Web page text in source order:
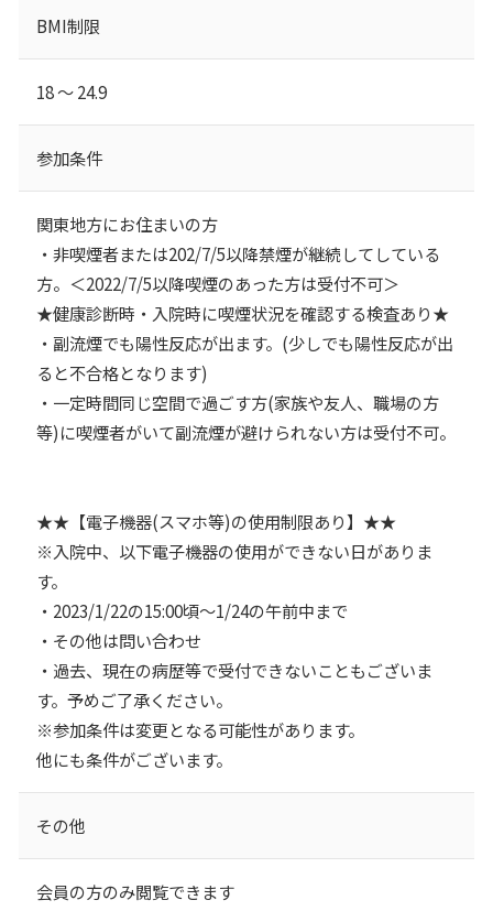
BMI制限
18 ～ 24.9
参加条件
関東地方にお住まいの方
・非喫煙者または202/7/5以降禁煙が継続してしている
方。＜2022/7/5以降喫煙のあった方は受付不可＞
★健康診断時・入院時に喫煙状況を確認する検査あり★
・副流煙でも陽性反応が出ます。(少しでも陽性反応が出
ると不合格となります)
・一定時間同じ空間で過ごす方(家族や友人、職場の方
等)に喫煙者がいて副流煙が避けられない方は受付不可。
★★【電子機器(スマホ等)の使用制限あり】★★
※入院中、以下電子機器の使用ができない日がありま
す。
・2023/1/22の15:00頃～1/24の午前中まで
・その他は問い合わせ
・過去、現在の病歴等で受付できないこともございま
す。予めご了承ください。
※参加条件は変更となる可能性があります。
他にも条件がございます。
その他
会員の方のみ閲覧できます